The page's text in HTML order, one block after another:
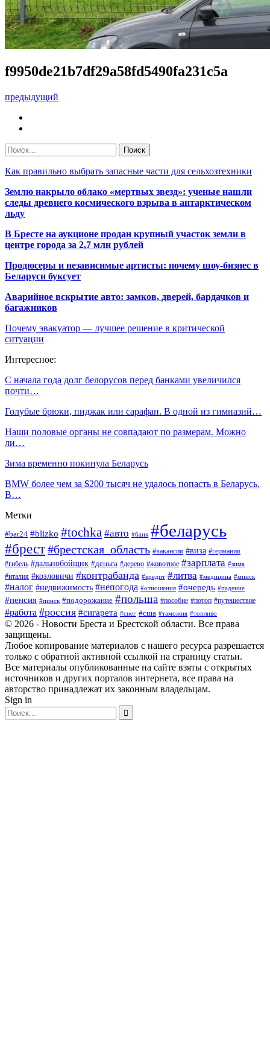
f9950de21b7df29a58fd5490fa231c5a
предыдущий
Как правильно выбрать запасные части для сельхозтехники
Землю накрыло облако «мертвых звезд»: ученые нашли
следы древнего космического взрыва в антарктическом
льду
В Бресте на аукционе продан крупный участок земли в
центре города за 2,7 млн рублей
Продюсеры и независимые артисты: почему шоу-бизнес в
Беларуси буксует
Аварийное вскрытие авто: замков, дверей, бардачков и
багажников
Почему эвакуатор — лучшее решение в критической
ситуации
Интересное:
С начала года долг белорусов перед банками увеличился
почти…
Голубые брюки, пиджак или сарафан. В одной из гимназий…
Наши половые органы не совпадают по размерам. Можно
ли…
Зима временно покинула Беларусь
BMW более чем за $200 тысяч не удалось попасть в Беларусь.
В…
Метки
#bar24 #blizko #tochka #авто #банк #беларусь
#брест#брестская_область #вакансия #виза #германия
#гибель #дальнобойщик #деньга #дерево #животное #зарплата #зима
#италия #козловичи #контрабанда #кредит #литва #медицина #минск
#налог #недвижимость #непогода #отношения #очередь #падение
#пенсия #пинск #подорожание #польша #пособие #потоп #путешествие
#работа #россия #сигарета #снег #сша #таможня #топливо
© 2026 - Новости Бреста и Брестской области. Все права
защищены.
Любое копирование материалов с нашего ресурса разрешается
только с обратной активной ссылкой на страницу статьи.
Все материалы опубликованные на сайте взяты с открытых
источников и других порталов интернета, все права на
авторство принадлежат их законным владельцам.
Sign in